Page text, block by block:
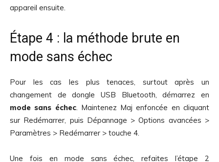
appareil ensuite.
Étape 4 : la méthode brute en
mode sans échec
Pour les cas les plus tenaces, surtout après un
changement de dongle USB Bluetooth, démarrez en
mode sans échec. Maintenez Maj enfoncée en cliquant
sur Redémarrer, puis Dépannage > Options avancées >
Paramètres > Redémarrer > touche 4.
Une fois en mode sans échec, refaites l’étape 2